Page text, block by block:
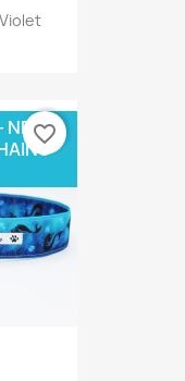
NEfavorite_border